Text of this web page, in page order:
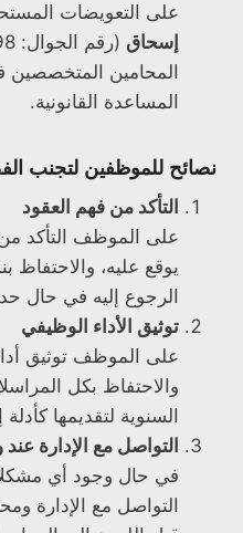
على التعويضات
إسحاق
المحامين المتخصصين
المساعدة القانونية.
نصائح للموظفين لتجنب
التأكد من فهم العقود
على الموظف التأكد من
يوقع عليه،
الرجوع إليه في حال
توثيق الأداء الوظيفي
على الموظف توثيق
والاحتفاظ بكل
السنوية لتقديمها
التواصل مع الإدارة
في حال وجود أي
التواصل مع الإدارة